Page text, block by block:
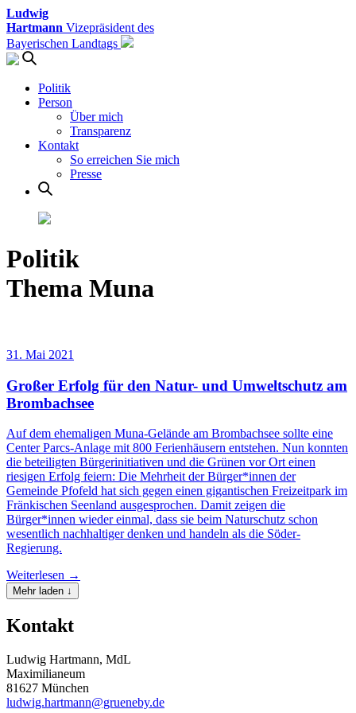
Ludwig
Hartmann Vizepräsident des
Bayerischen Landtags
Politik
Person
Über mich
Transparenz
Kontakt
So erreichen Sie mich
Presse
Politik
Thema Muna
31. Mai 2021
Großer Erfolg für den Natur- und Umweltschutz am
Brombachsee
Auf dem ehemaligen Muna-Gelände am Brombachsee sollte eine
Center Parcs-Anlage mit 800 Ferienhäusern entstehen. Nun konnten
die beteiligten Bürgerinitiativen und die Grünen vor Ort einen
riesigen Erfolg feiern: Die Mehrheit der Bürger*innen der
Gemeinde Pfofeld hat sich gegen einen gigantischen Freizeitpark im
Fränkischen Seenland ausgesprochen. Damit zeigen die
Bürger*innen wieder einmal, dass sie beim Naturschutz schon
wesentlich nachhaltiger denken und handeln als die Söder-
Regierung.
Weiterlesen →
Mehr laden ↓
Kontakt
Ludwig Hartmann, MdL
Maximilianeum
81627 München
ludwig.hartmann@grueneby.de